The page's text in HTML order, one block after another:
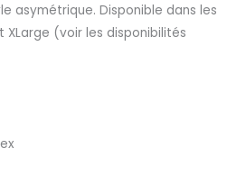
asymétrique. Disponible dans les
XLarge (voir les disponibilités